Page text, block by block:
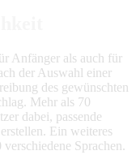
Anfänger als auch für
der Auswahl einer
des gewünschten
Mehr als 70
dabei, passende
Ein weiteres
Sprachen.